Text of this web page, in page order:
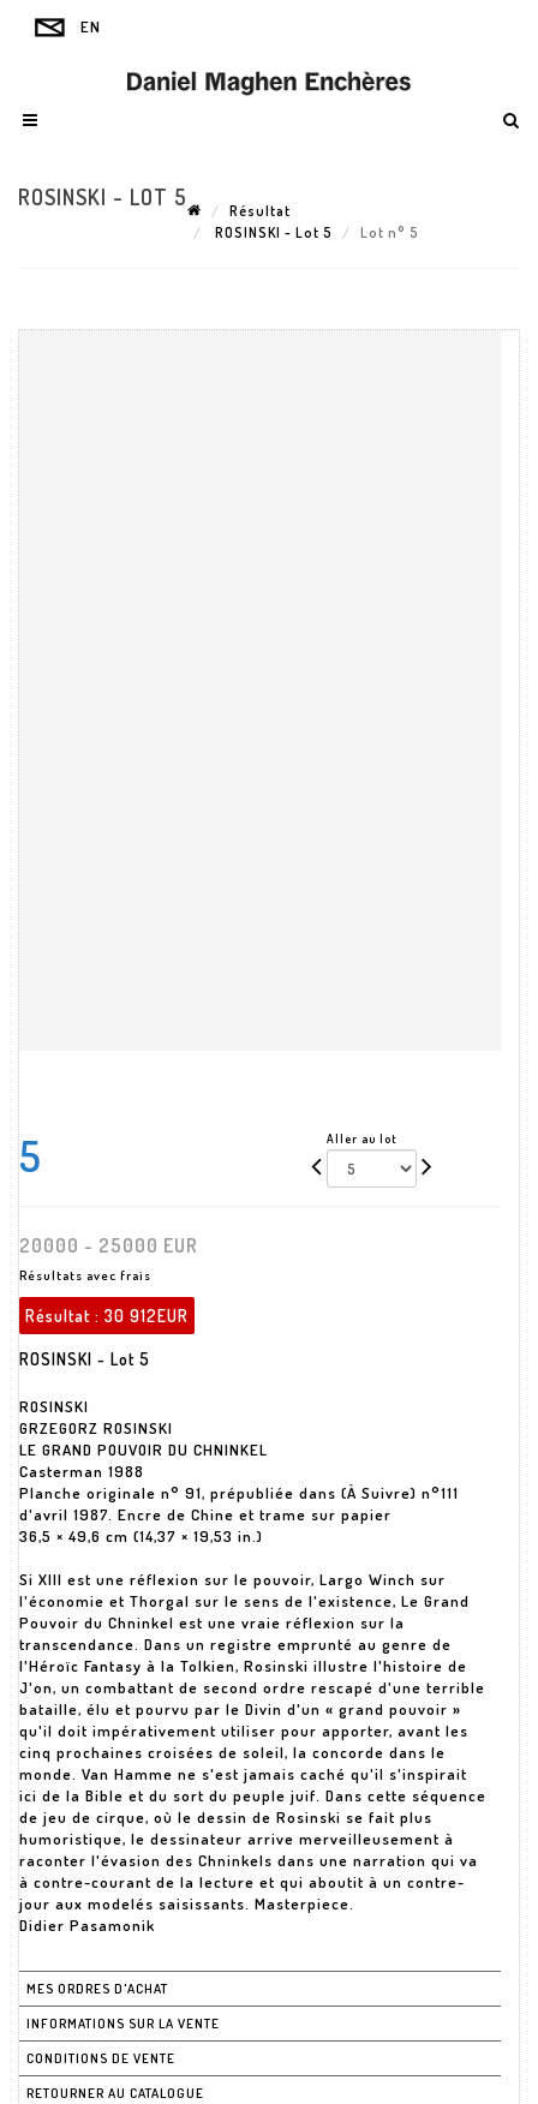
ROSINSKI - LOT 5
Résultat
ROSINSKI - Lot 5
Lot n° 5
5 Aller au lot
20000 - 25000 EUR
Résultats avec frais
Résultat : 30 912EUR
ROSINSKI - Lot 5
ROSINSKI
GRZEGORZ ROSINSKI
LE GRAND POUVOIR DU CHNINKEL
Casterman 1988
Planche originale n° 91, prépubliée dans (À Suivre) n°111
d'avril 1987. Encre de Chine et trame sur papier
36,5 × 49,6 cm (14,37 × 19,53 in.)
Si XIII est une réflexion sur le pouvoir, Largo Winch sur
l'économie et Thorgal sur le sens de l'existence, Le Grand
Pouvoir du Chninkel est une vraie réflexion sur la
transcendance. Dans un registre emprunté au genre de
l'Héroïc Fantasy à la Tolkien, Rosinski illustre l'histoire de
J'on, un combattant de second ordre rescapé d'une terrible
bataille, élu et pourvu par le Divin d'un « grand pouvoir »
qu'il doit impérativement utiliser pour apporter, avant les
cinq prochaines croisées de soleil, la concorde dans le
monde. Van Hamme ne s'est jamais caché qu'il s'inspirait
ici de la Bible et du sort du peuple juif. Dans cette séquence
de jeu de cirque, où le dessin de Rosinski se fait plus
humoristique, le dessinateur arrive merveilleusement à
raconter l'évasion des Chninkels dans une narration qui va
à contre-courant de la lecture et qui aboutit à un contre-
jour aux modelés saisissants. Masterpiece.
Didier Pasamonik
MES ORDRES D'ACHAT
INFORMATIONS SUR LA VENTE
CONDITIONS DE VENTE
RETOURNER AU CATALOGUE